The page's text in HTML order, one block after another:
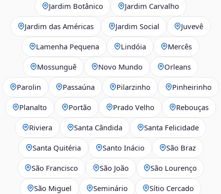
Jardim Botânico Jardim Carvalho
Jardim das Américas Jardim Social Juvevê
Lamenha Pequena Lindóia Mercês
Mossunguê Novo Mundo Orleans
Parolin Passaúna Pilarzinho Pinheirinho
Planalto Portão Prado Velho Rebouças
Riviera Santa Cândida Santa Felicidade
Santa Quitéria Santo Inácio São Braz
São Francisco São João São Lourenço
São Miguel Seminário Sítio Cercado